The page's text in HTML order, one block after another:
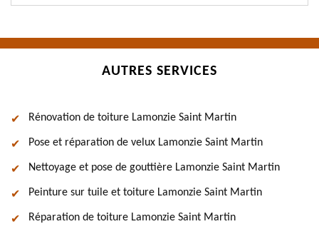
AUTRES SERVICES
Rénovation de toiture Lamonzie Saint Martin
Pose et réparation de velux Lamonzie Saint Martin
Nettoyage et pose de gouttière Lamonzie Saint Martin
Peinture sur tuile et toiture Lamonzie Saint Martin
Réparation de toiture Lamonzie Saint Martin